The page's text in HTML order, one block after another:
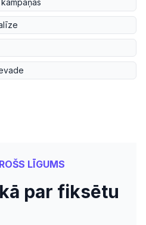
LĪGUMS
par fiksētu